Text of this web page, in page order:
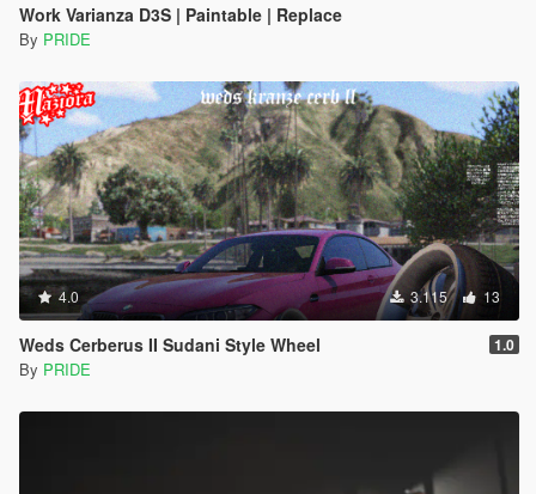
Work Varianza D3S | Paintable | Replace
By PRIDE
4.0 3.115 13
Weds Cerberus II Sudani Style Wheel 1.0
By PRIDE